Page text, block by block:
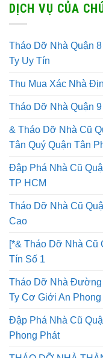
DỊCH VỤ CỦA
Tháo Dỡ Nhà Quận
Ty Uy Tín
Thu Mua Xác Nhà
Tháo Dỡ Nhà Quận
& Tháo Dỡ Nhà Cũ
Tân Quý Quận Tân
Đập Phá Nhà Cũ
TP HCM
Tháo Dỡ Nhà Cũ
Cao
[*& Tháo Dỡ Nhà Cũ
Tín Số 1
Tháo Dỡ Nhà Đường
Ty Cơ Giới An Phong
Đập Phá Nhà Cũ
Phong Phát